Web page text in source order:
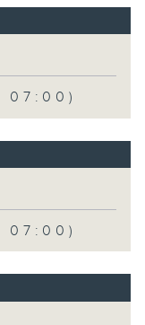
07:00)
07:00)